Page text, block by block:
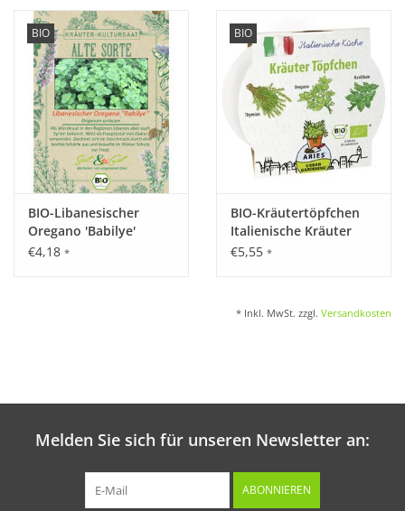
BIO
BIO-Libanesischer
Oregano 'Babilye'
€4,18 *
BIO
BIO-Kräutertöpfchen
Italienische Kräuter
€5,55 *
* Inkl. MwSt. zzgl. Versandkosten
Melden Sie sich für unseren Newsletter an:
ABONNIEREN